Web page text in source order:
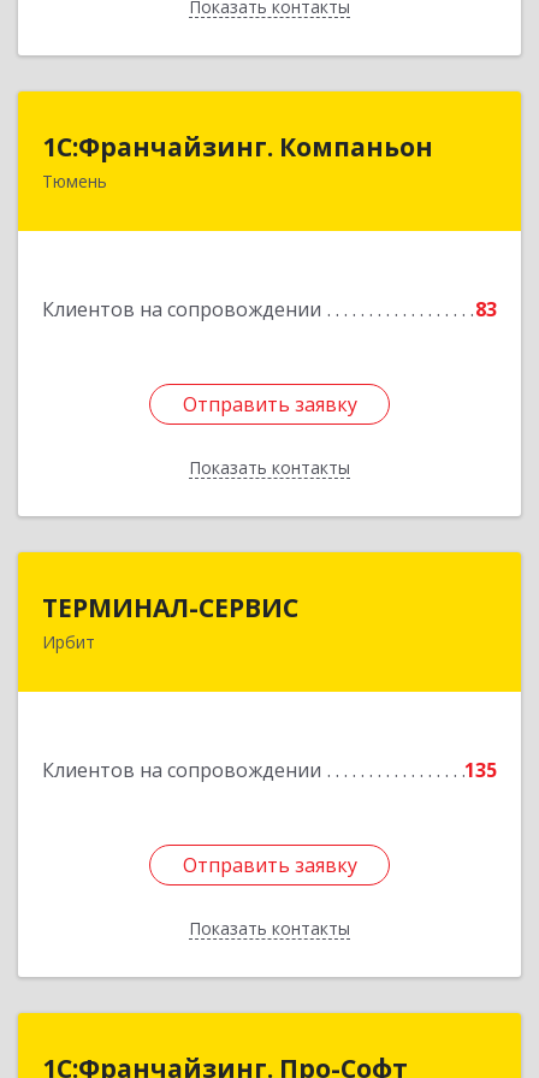
Показать контакты
Назад
1С:Франчайзинг. Компаньон
Тюмень
Клиентов на сопровождении 83
Отправить заявку
Показать контакты
1С:Франчайзинг. Компаньон
Отправить заявку
Назад
ТЕРМИНАЛ-СЕРВИС
Ирбит
Клиентов на сопровождении 135
Отправить заявку
Показать контакты
Отправить заявку
Назад
1С:Франчайзинг. Про-Софт
1С:Франчайзинг. Про-Софт